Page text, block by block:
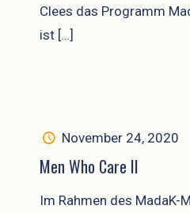
Clees das Programm
ist[…]
November 24, 2020
Men Who Care II
Im Rahmen des MadaK-